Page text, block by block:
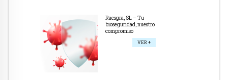
Raesgra, SL – Tu
bioseguridad, nuestro
compromiso
VER +